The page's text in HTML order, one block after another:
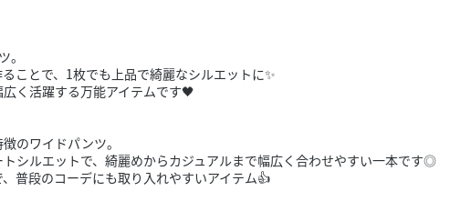
期で働きたい方）
スポットで働きたい
。
ことで、1枚でも上品で綺麗なシルエットに✨
く活躍する万能アイテムです🖤
のワイドパンツ。
シルエットで、綺麗めからカジュアルまで幅広く合わせやすい一本です◎
普段のコーデにも取り入れやすいアイテム👍